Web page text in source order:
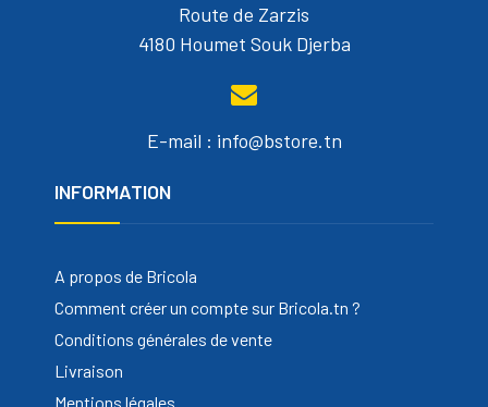
Route de Zarzis
4180 Houmet Souk Djerba
E-mail : info@bstore.tn
INFORMATION
A propos de Bricola
Comment créer un compte sur Bricola.tn ?
Conditions générales de vente
Livraison
Mentions légales